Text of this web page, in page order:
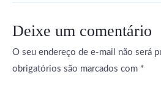
Deixe um comentário
O seu endereço de e-mail não será
obrigatórios são marcados com *